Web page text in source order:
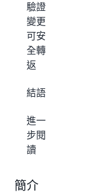
驗證
變更
可安
全轉
返
結語
進一
步閱
讀
簡介